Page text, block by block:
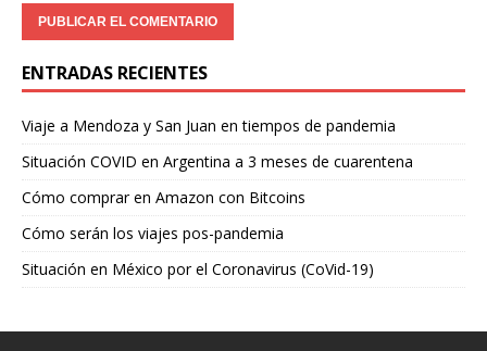
ENTRADAS RECIENTES
Viaje a Mendoza y San Juan en tiempos de pandemia
Situación COVID en Argentina a 3 meses de cuarentena
Cómo comprar en Amazon con Bitcoins
Cómo serán los viajes pos-pandemia
Situación en México por el Coronavirus (CoVid-19)